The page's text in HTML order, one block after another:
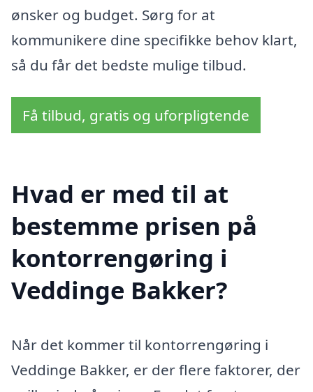
ønsker og budget. Sørg for at
kommunikere dine specifikke behov klart,
så du får det bedste mulige tilbud.
Få tilbud, gratis og uforpligtende
Hvad er med til at
bestemme prisen på
kontorrengøring i
Veddinge Bakker?
Når det kommer til kontorrengøring i
Veddinge Bakker, er der flere faktorer, der